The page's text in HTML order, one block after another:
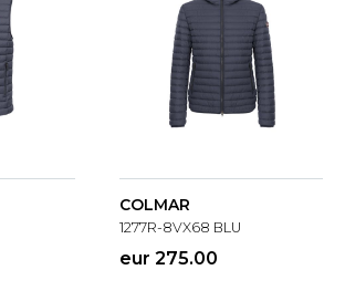
COLMAR
1277R-8VX68 BLU
eur 275.00